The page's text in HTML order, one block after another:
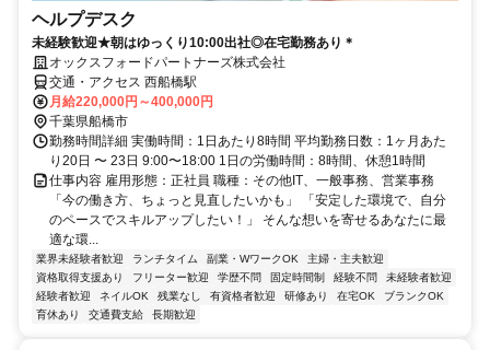
ヘルプデスク
未経験歓迎★朝はゆっくり10:00出社◎在宅勤務あり＊
オックスフォードパートナーズ株式会社
交通・アクセス 西船橋駅
月給220,000円～400,000円
千葉県船橋市
勤務時間詳細 実働時間：1日あたり8時間 平均勤務日数：1ヶ月あた
り20日 〜 23日 9:00〜18:00 1日の労働時間：8時間、休憩1時間
仕事内容 雇用形態：正社員 職種：その他IT、一般事務、営業事務
「今の働き方、ちょっと見直したいかも」 「安定した環境で、自分
のペースでスキルアップしたい！」 そんな想いを寄せるあなたに最
適な環...
業界未経験者歓迎 ランチタイム 副業・WワークOK
主婦・主夫歓迎
資格取得支援あり
フリーター歓迎 学歴不問 固定時間制 経験不問
未経験者歓迎
経験者歓迎
ネイルOK 残業なし 有資格者歓迎 研修あり 在宅OK
ブランクOK
育休あり
交通費支給 長期歓迎